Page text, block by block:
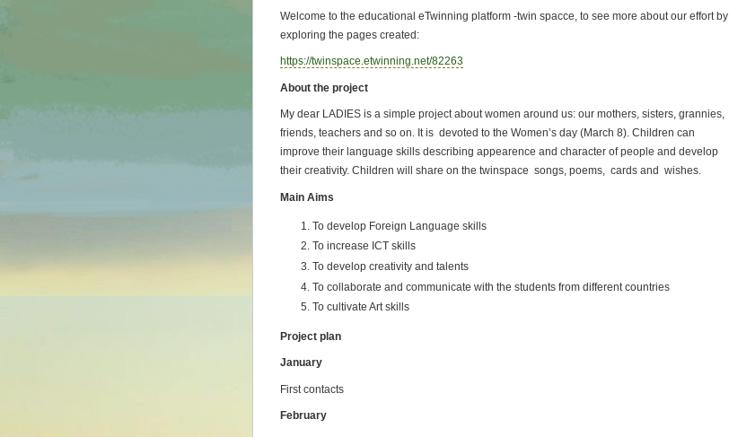
Welcome to the educational eTwinning platform -twin spacce, to see more about our effort by
exploring the pages created:
https://twinspace.etwinning.net/82263
About the project
My dear LADIES is a simple project about women around us: our mothers, sisters, grannies,
friends, teachers and so on. It is devoted to the Women’s day (March 8). Children can
improve their language skills describing appearence and character of people and develop
their creativity. Children will share on the twinspace songs, poems, cards and wishes.
Main Aims
To develop Foreign Language skills
To increase ICT skills
To develop creativity and talents
To collaborate and communicate with the students from different countries
To cultivate Art skills
Project plan
January
First contacts
February